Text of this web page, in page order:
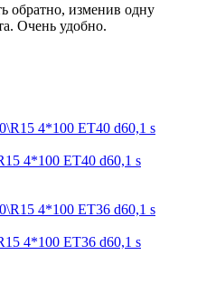
обратно, изменив одну
Очень удобно.
4*100 ET40 d60,1 s
4*100 ET36 d60,1 s